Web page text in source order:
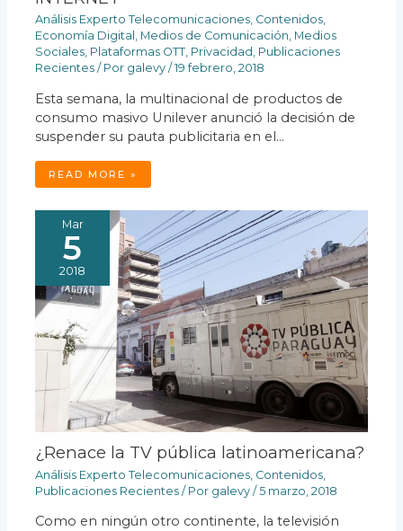
Análisis Experto Telecomunicaciones, Contenidos,
Economía Digital , Medios de Comunicación, Medios
Sociales, Plataformas OTT, Privacidad , Publicaciones
Recientes / Por galevy/19 febrero, 2018
Esta semana, la multinacional de productos de
consumo masivo Unilever anunció la decisión de
suspender su pauta publicitaria en el…
READ MORE »
Mar
5
2018
¿Renace la TV pública latinoamericana?
Análisis Experto Telecomunicaciones Contenidos
Publicaciones Recientes / Por galevy/5 marzo, 2018
Como en ningún otro continente, la televisión